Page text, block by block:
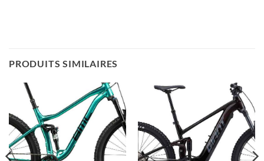
PRODUITS SIMILAIRES